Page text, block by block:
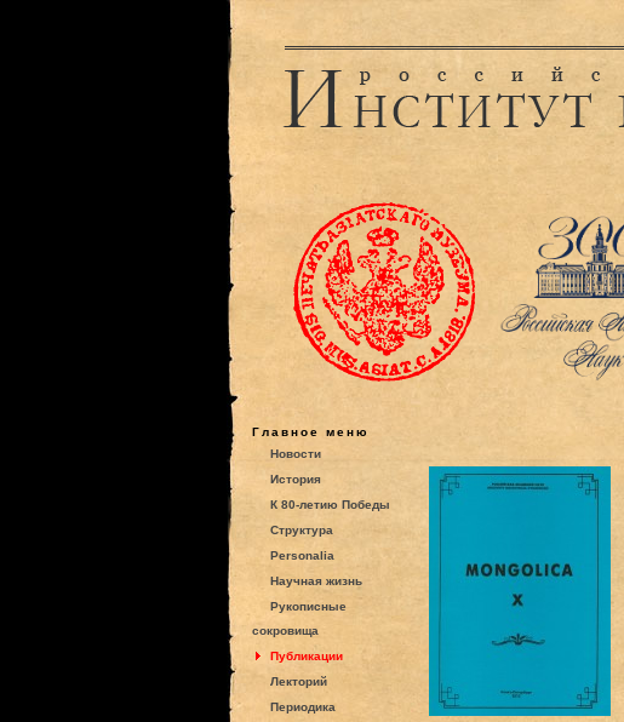
Главное меню
Новости
История
К 80-летию Победы
Структура
Personalia
Научная жизнь
Рукописные
сокровища
Публикации
Лекторий
Периодика